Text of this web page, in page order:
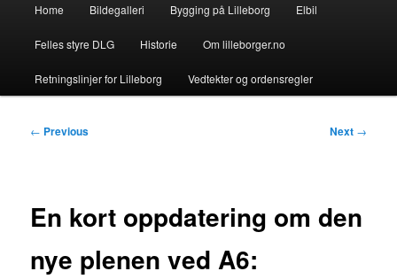
Home Bildegalleri Bygging på Lilleborg Elbil
Felles styre DLG Historie Om lilleborger.no
Retningslinjer for Lilleborg Vedtekter og ordensregler
Post
← Previous Next →
En kort oppdatering om den
nye plenen ved A6: